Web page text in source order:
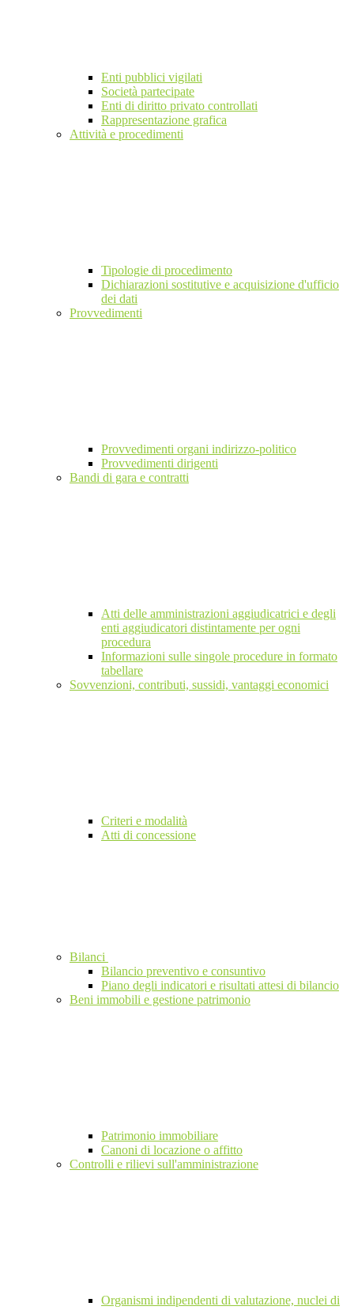
Enti pubblici vigilati
Società partecipate
Enti di diritto privato controllati
Rappresentazione grafica
Attività e procedimenti
Tipologie di procedimento
Dichiarazioni sostitutive e acquisizione d'ufficio
dei dati
Provvedimenti
Provvedimenti organi indirizzo-politico
Provvedimenti dirigenti
Bandi di gara e contratti
Atti delle amministrazioni aggiudicatrici e degli
enti aggiudicatori distintamente per ogni
procedura
Informazioni sulle singole procedure in formato
tabellare
Sovvenzioni, contributi, sussidi, vantaggi economici
Criteri e modalità
Atti di concessione
Bilanci
Bilancio preventivo e consuntivo
Piano degli indicatori e risultati attesi di bilancio
Beni immobili e gestione patrimonio
Patrimonio immobiliare
Canoni di locazione o affitto
Controlli e rilievi sull'amministrazione
Organismi indipendenti di valutazione, nuclei di